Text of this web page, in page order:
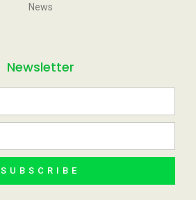
News
Newsletter
SUBSCRIBE